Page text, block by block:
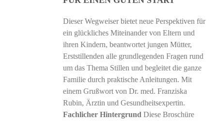
Dieser Wegweiser bietet neue Perspektiven für
ein glückliches Miteinander von Eltern und
ihren Kindern, beantwortet jungen Mütter,
Erststillenden alle grundlegenden Fragen rund
um das Thema Stillen und begleitet die ganze
Familie durch praktische Anleitungen. Mit
einem Grußwort von Dr. med. Franziska
Rubin, Ärztin und Gesundheitsexpertin.
Fachlicher HintergrundDiese Broschüre